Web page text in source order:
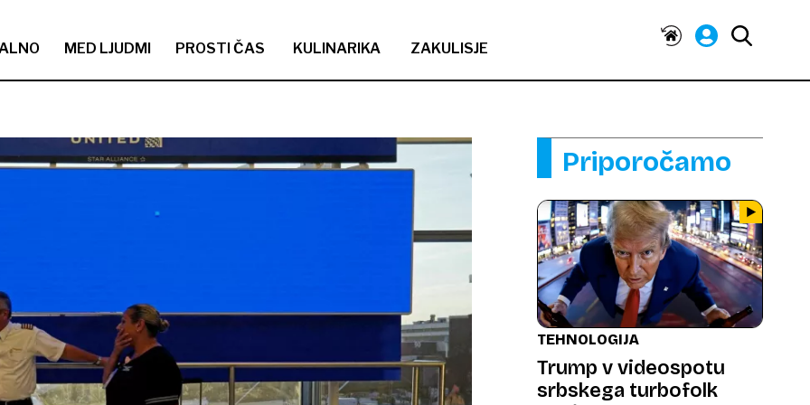
MED LJUDMI PROSTI ČAS KULINARIKA ZAKULISJE
Priporočamo
TEHNOLOGIJA
Trump v videospotu
srbskega turbofolk